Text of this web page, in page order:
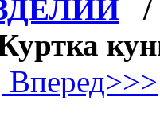
Вперед>>>